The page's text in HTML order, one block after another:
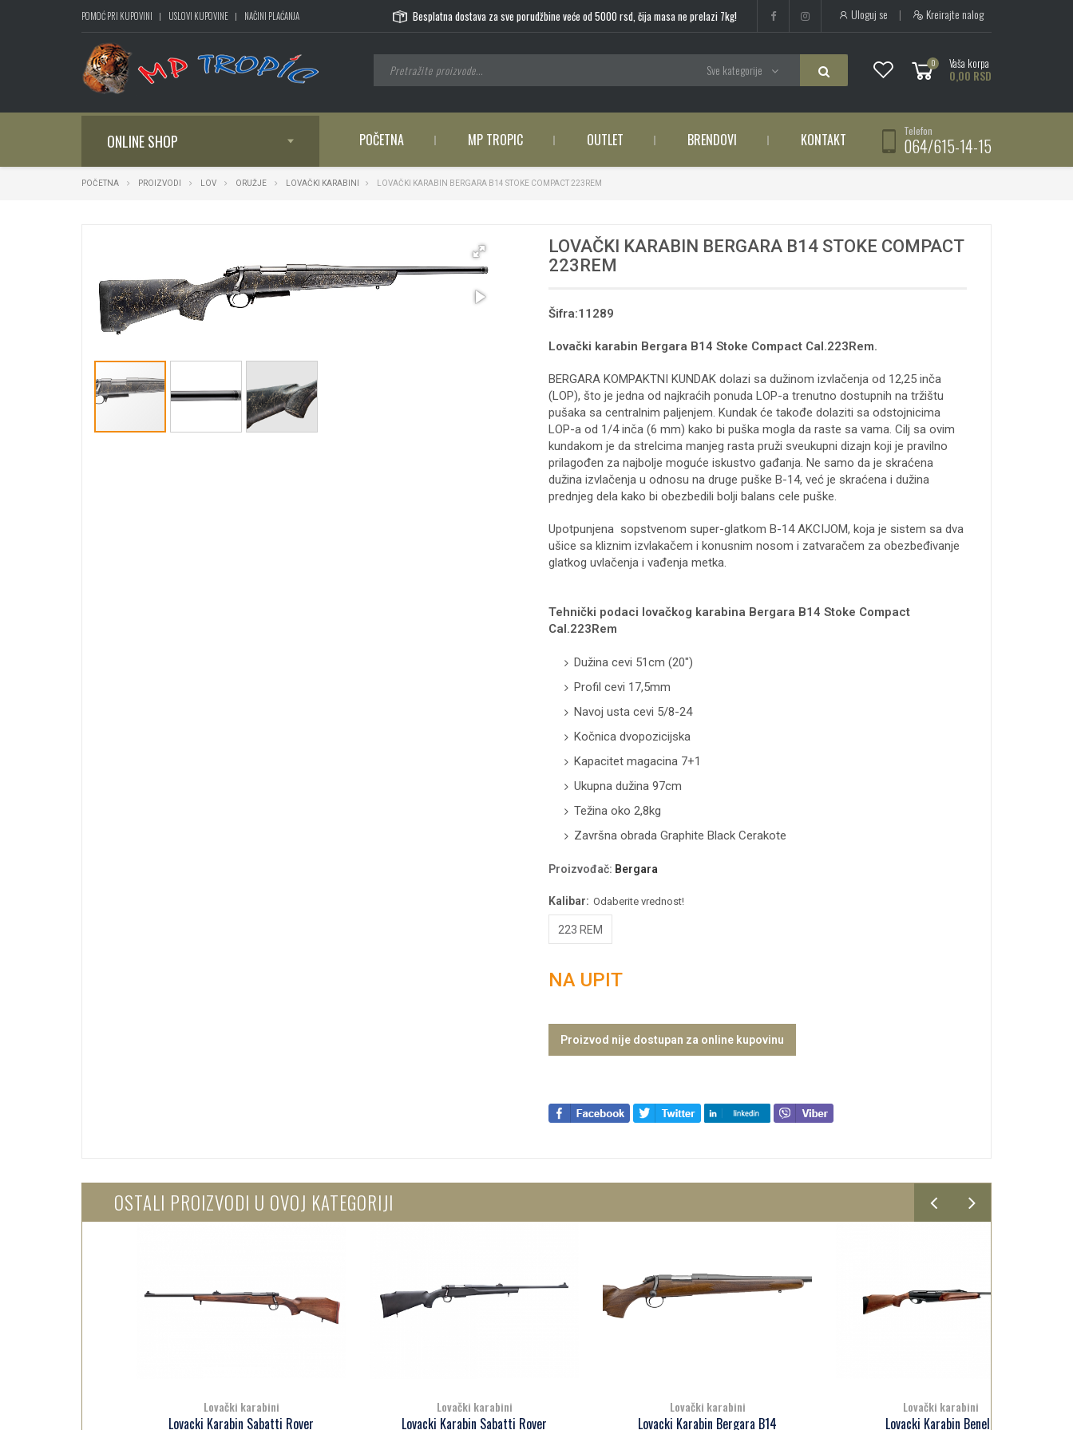
POMOĆ PRI KUPOVINI USLOVI KUPOVINE NAČINI PLAĆANJA Besplatna dostava za sve porudžbine veće od 5000 rsd, čija masa ne prelazi 7kg! Uloguj se | Kreirajte nalog
0 Vaša korpa
0,00 RSD
Sve kategorije
ONLINE SHOP POČETNA MP TROPIC OUTLET BRENDOVI KONTAKT Telefon
064/615-14-15
POČETNA PROIZVODI LOV ORUŽJE LOVAČKI KARABINI LOVAČKI KARABIN BERGARA B14 STOKE COMPACT 223REM
LOVAČKI KARABIN BERGARA B14 STOKE COMPACT
223REM
Šifra:11289
Lovački karabin Bergara B14 Stoke Compact Cal.223Rem.
BERGARA KOMPAKTNI KUNDAK dolazi sa dužinom izvlačenja od 12,25 inča
(LOP), što je jedna od najkraćih ponuda LOP-a trenutno dostupnih na tržištu
pušaka sa centralnim paljenjem. Kundak će takođe dolaziti sa odstojnicima
LOP-a od 1/4 inča (6 mm) kako bi puška mogla da raste sa vama. Cilj sa ovim
kundakom je da strelcima manjeg rasta pruži sveukupni dizajn koji je pravilno
prilagođen za najbolje moguće iskustvo gađanja. Ne samo da je skraćena
dužina izvlačenja u odnosu na druge puške B-14, već je skraćena i dužina
prednjeg dela kako bi obezbedili bolji balans cele puške.
Upotpunjena sopstvenom super-glatkom B-14 AKCIJOM, koja je sistem sa dva
ušice sa kliznim izvlakačem i konusnim nosom i zatvaračem za obezbeđivanje
glatkog uvlačenja i vađenja metka.
Tehnički podaci lovačkog karabina Bergara B14 Stoke Compact
Cal.223Rem
Dužina cevi 51cm (20″)
Profil cevi 17,5mm
Navoj usta cevi 5/8-24
Kočnica dvopozicijska
Kapacitet magacina 7+1
Ukupna dužina 97cm
Težina oko 2,8kg
Završna obrada Graphite Black Cerakote
Proizvođač: Bergara
Kalibar: Odaberite vrednost!
223 REM
NA UPIT
Proizvod nije dostupan za online kupovinu
OSTALI PROIZVODI U OVOJ KATEGORIJI
Lovački karabini
Lovacki Karabin Sabatti Rover
Lovački karabini
Lovacki Karabin Sabatti Rover
Lovački karabini
Lovacki Karabin Bergara B14
Lovački karabini
Lovacki Karabin Benelli